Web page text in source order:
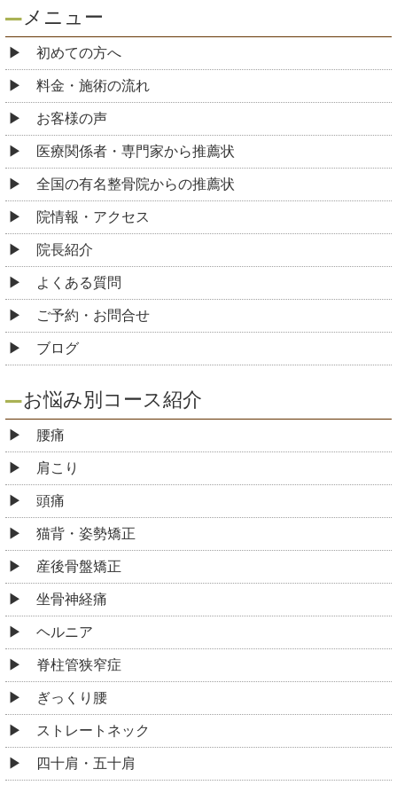
メニュー
初めての方へ
料金・施術の流れ
お客様の声
医療関係者・専門家から推薦状
全国の有名整骨院からの推薦状
院情報・アクセス
院長紹介
よくある質問
ご予約・お問合せ
ブログ
お悩み別コース紹介
腰痛
肩こり
頭痛
猫背・姿勢矯正
産後骨盤矯正
坐骨神経痛
ヘルニア
脊柱管狭窄症
ぎっくり腰
ストレートネック
四十肩・五十肩